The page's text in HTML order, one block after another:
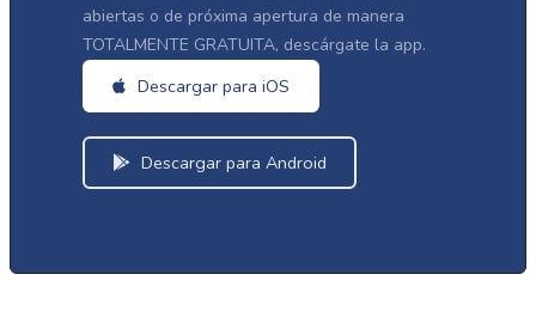
abiertas o de próxima apertura de manera
TOTALMENTE GRATUITA, descárgate la app.
Descargar para iOS
Descargar para Android